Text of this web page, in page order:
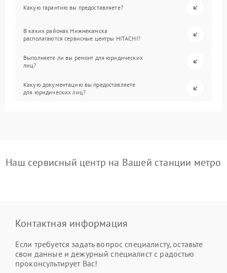
Какую гарантию вы предоставляете?
В каких районах Нижнекамска
располагаются сервисные центры HITACHI?
Выполняете ли вы ремонт для юридических
лиц?
Какую документацию вы предоставляете
для юридических лиц?
Наш сервисный центр на Вашей станции метро
Контактная информация
Если требуется задать вопрос специалисту, оставьте
свои данные и дежурный специалист с радостью
проконсультирует Вас!